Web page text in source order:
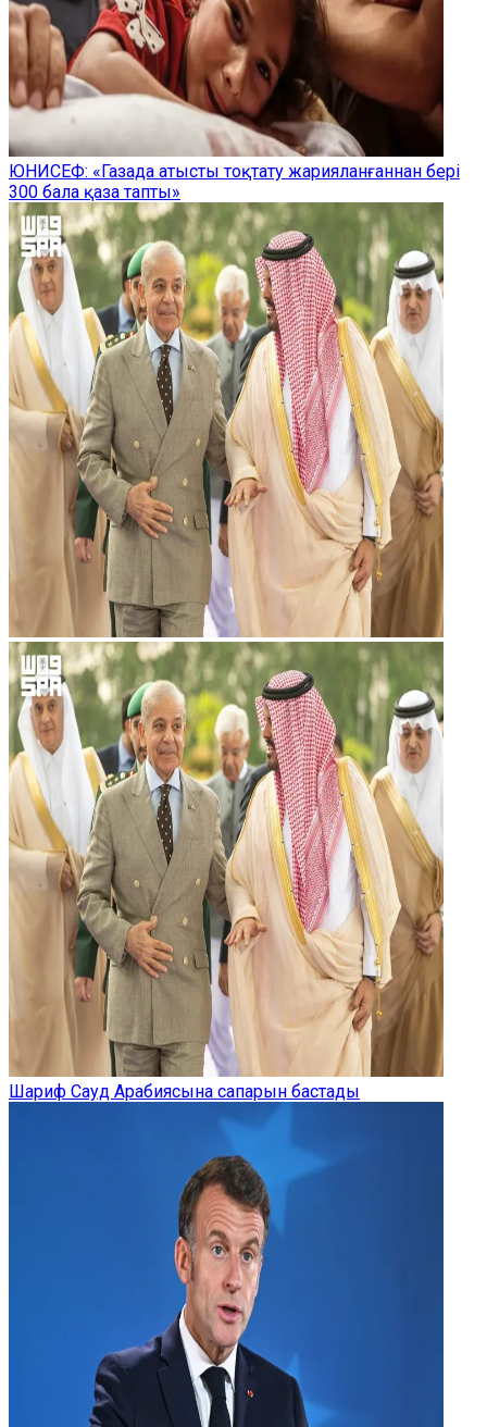
ЮНИСЕФ: «Газада атысты тоқтату жарияланғаннан бері
300 бала қаза тапты»
Шариф Сауд Арабиясына сапарын бастады